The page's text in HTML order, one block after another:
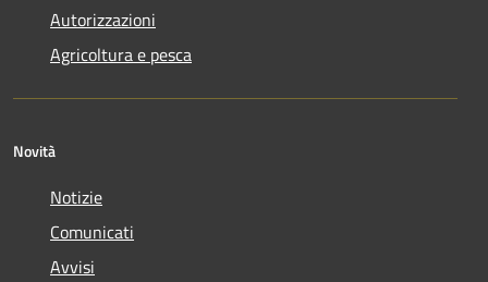
Autorizzazioni
Agricoltura e pesca
Novità
Notizie
Comunicati
Avvisi